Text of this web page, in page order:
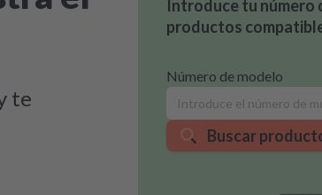
te
Introduce tu número
productos
Número de modelo
Buscar